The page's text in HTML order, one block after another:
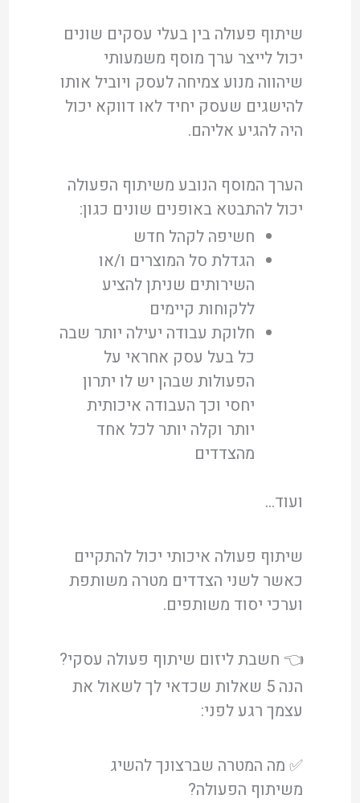
שיתוף פעולה בין בעלי עסקים שונים
יכול לייצר ערך מוסף משמעותי
שיהווה מנוע צמיחה לעסק ויוביל אותו
להישגים שעסק יחיד לאו דווקא יכול
היה להגיע אליהם.
הערך המוסף הנובע משיתוף הפעולה
יכול להתבטא באופנים שונים כגון:
חשיפה לקהל חדש
הגדלת סל המוצרים ו/או
השירותים שניתן להציע
ללקוחות קיימים
חלוקת עבודה יעילה יותר שבה
כל בעל עסק אחראי על
הפעולות שבהן יש לו יתרון
יחסי וכך העבודה איכותית
יותר וקלה יותר לכל אחד
מהצדדים
ועוד…
שיתוף פעולה איכותי יכול להתקיים
כאשר לשני הצדדים מטרה משותפת
וערכי יסוד משותפים.
👈 חשבת ליזום שיתוף פעולה עסקי?
הנה 5 שאלות שכדאי לך לשאול את
עצמך רגע לפני:
✅ מה המטרה שברצונך להשיג
משיתוף הפעולה?